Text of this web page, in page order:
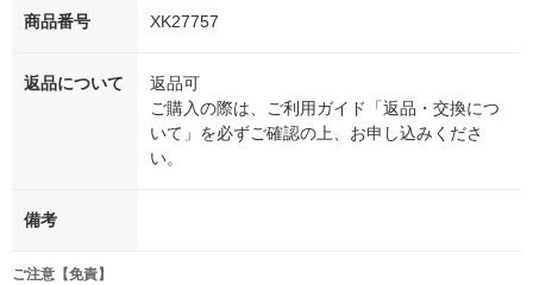
商品番号 XK27757
返品について
返品可
ご購入の際は、ご利用ガイド「返品・交換につ
いて」を必ずご確認の上、お申し込みくださ
い。
備考
ご注意【免責】